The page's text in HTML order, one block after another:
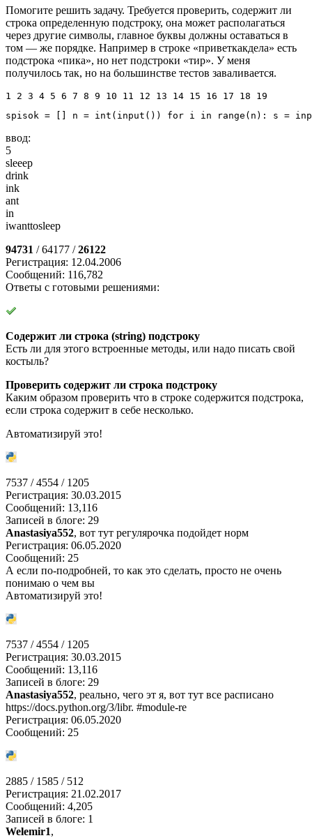
Помогите решить задачу. Требуется проверить, содержит ли
строка определенную подстроку, она может располагаться
через другие символы, главное буквы должны оставаться в
том — же порядке. Например в строке «приветкакдела» есть
подстрока «пика», но нет подстроки «тир». У меня
получилось так, но на большинстве тестов заваливается.
1 2 3 4 5 6 7 8 9 10 11 12 13 14 15 16 17 18 19
spisok = [ ] n = int ( input ( ) ) for i in range ( n ) : s =
ввод:
5
sleeep
drink
ink
ant
in
iwanttosleep
94731 / 64177 /26122
Регистрация: 12.04.2006
Сообщений: 116,782
Ответы с готовыми решениями:
Содержит ли строка (string) подстроку
Есть ли для этого встроенные методы, или надо писать свой
костыль?
Проверить содержит ли строка подстроку
Каким образом проверить что в строке содержится подстрока,
если строка содержит в себе несколько.
Автоматизируй это!
7537 / 4554 / 1205
Регистрация: 30.03.2015
Сообщений: 13,116
Записей в блоге: 29
Anastasiya552, вот тут регулярочка подойдет норм
Регистрация: 06.05.2020
Сообщений: 25
А если по-подробней, то как это сделать, просто не очень
понимаю о чем вы
Автоматизируй это!
7537 / 4554 / 1205
Регистрация: 30.03.2015
Сообщений: 13,116
Записей в блоге: 29
Anastasiya552, реально, чего эт я, вот тут все расписано
https://docs.python.org/3/libr. #module-re
Регистрация: 06.05.2020
Сообщений: 25
2885 / 1585 / 512
Регистрация: 21.02.2017
Сообщений: 4,205
Записей в блоге: 1
Welemir1,